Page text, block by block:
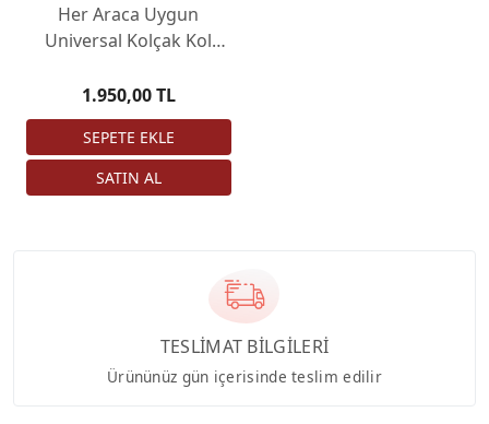
Her Araca Uygun
Universal Kolçak Kol
Siyah 3 USB li
1.950,00 TL
TESLİMAT BİLGİLERİ
Ürününüz gün içerisinde teslim edilir